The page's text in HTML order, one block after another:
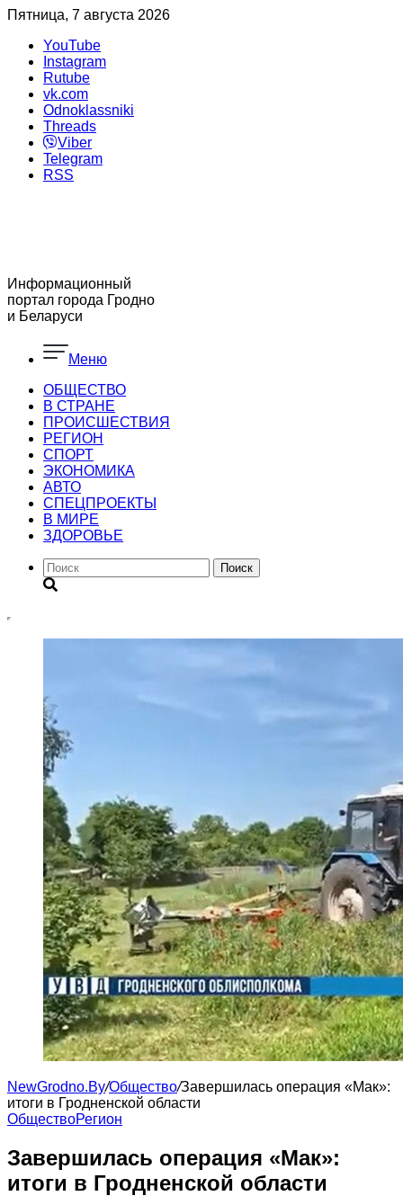
Пятница, 7 августа 2026
YouTube
Instagram
Rutube
vk.com
Odnoklassniki
Threads
Viber
Telegram
RSS
Информационный
портал города Гродно
и Беларуси
Меню
ОБЩЕСТВО
В СТРАНЕ
ПРОИСШЕСТВИЯ
РЕГИОН
CПОРТ
ЭКОНОМИКА
АВТО
СПЕЦПРОЕКТЫ
В МИРЕ
ЗДОРОВЬЕ
Поиск
NewGrodno.By/Общество/Завершилась операция «Мак»:
итоги в Гродненской области
ОбществоРегион
Завершилась операция «Мак»:
итоги в Гродненской области